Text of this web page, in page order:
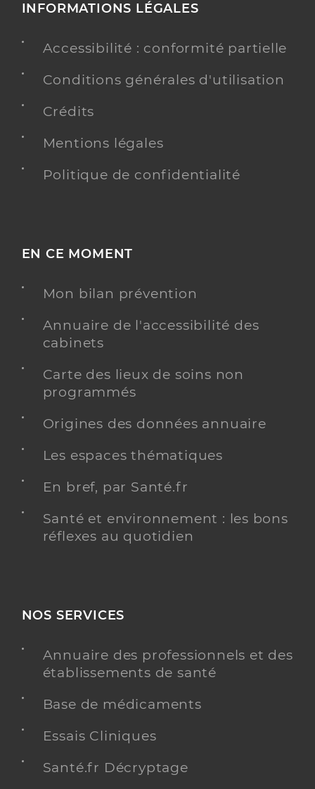
INFORMATIONS LÉGALES
Accessibilité : conformité partielle
Conditions générales d'utilisation
Crédits
Mentions légales
Politique de confidentialité
EN CE MOMENT
Mon bilan prévention
Annuaire de l'accessibilité des
cabinets
Carte des lieux de soins non
programmés
Origines des données annuaire
Les espaces thématiques
En bref, par Santé.fr
Santé et environnement : les bons
réflexes au quotidien
NOS SERVICES
Annuaire des professionnels et des
établissements de santé
Base de médicaments
Essais Cliniques
Santé.fr Décryptage